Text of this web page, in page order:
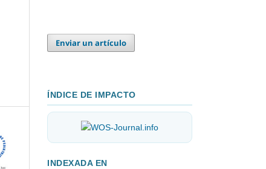
Enviar un artículo
ÍNDICE DE IMPACTO
INDEXADA EN